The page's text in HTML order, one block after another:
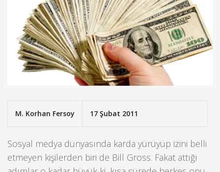
M. Korhan Fersoy 17 Şubat 2011
Sosyal medya dünyasında karda yürüyüp izini belli
etmeyen kişilerden biri de Bill Gross. Fakat attığı